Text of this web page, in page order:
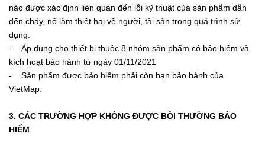
nào được xác định liên quan đến lỗi kỹ thuật của sản phẩm dẫn
đến cháy, nổ làm thiệt hại về người, tài sản trong quá trình sử
dụng.
- Áp dụng cho thiết bị thuộc 8 nhóm sản phẩm có bảo hiểm và
kích hoạt bảo hành từ ngày 01/11/2021
- Sản phẩm được bảo hiểm phải còn hạn bảo hành của
VietMap.
3. CÁC TRƯỜNG HỢP KHÔNG ĐƯỢC BỒI THƯỜNG BẢO
HIỂM